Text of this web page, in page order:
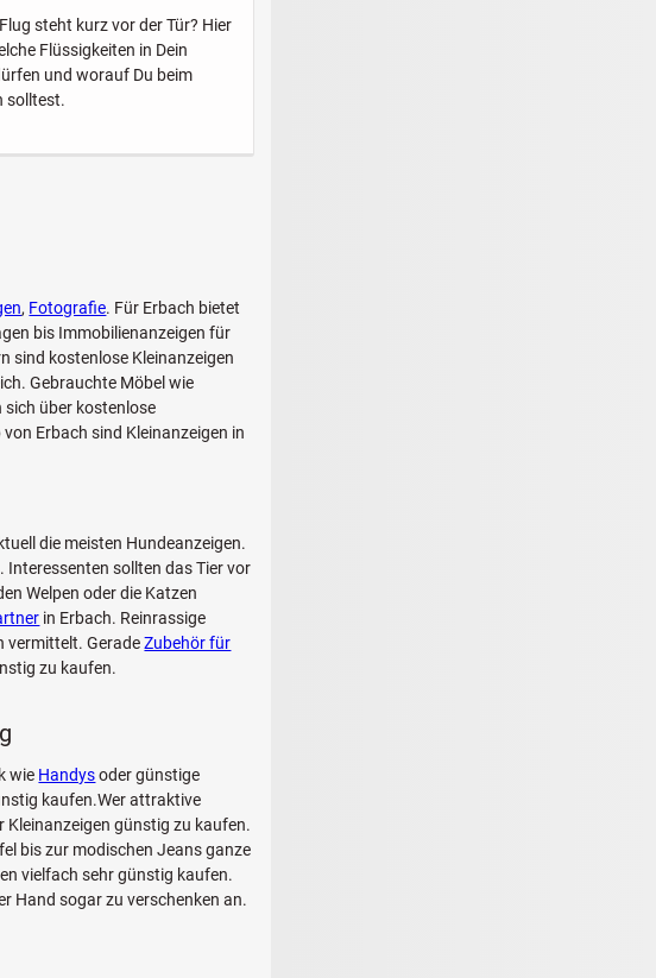
steht kurz vor der Tür? Hier
Flüssigkeiten in Dein
und worauf Du beim
solltest.
, Fotografie. Für Erbach bietet
bis Immobilienanzeigen für
sind kostenlose Kleinanzeigen
Gebrauchte Möbel wie
sich über kostenlose
Erbach sind Kleinanzeigen in
die meisten Hundeanzeigen.
sollten das Tier vor
Welpen oder die Katzen
in Erbach. Reinrassige
vermittelt. GeradeZubehör für
zu kaufen.
wie Handysoder günstige
kaufen.Wer attraktive
Kleinanzeigen günstig zu kaufen.
bis zur modischen Jeans ganze
vielfach sehr günstig kaufen.
Hand sogar zu verschenken an.